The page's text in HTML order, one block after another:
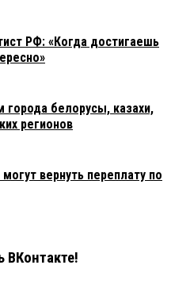
РФ: «Когда достигаешь
белорусы, казахи,
регионов
вернуть переплату по
ВКонтакте!